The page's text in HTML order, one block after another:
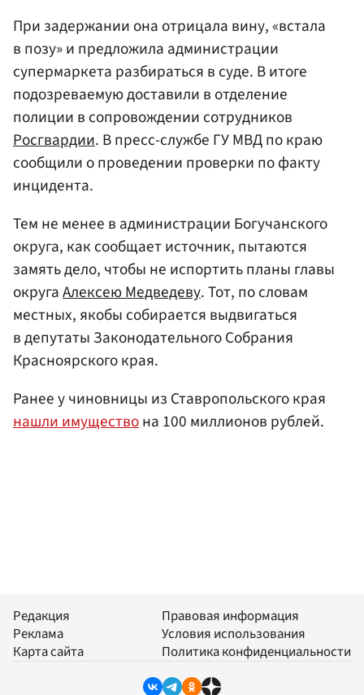
При задержании она отрицала вину, «встала
в позу» и предложила администрации
супермаркета разбираться в суде. В итоге
подозреваемую доставили в отделение
полиции в сопровождении сотрудников
Росгвардии. В пресс-службе ГУ МВД по краю
сообщили о проведении проверки по факту
инцидента.
Тем не менее в администрации Богучанского
округа, как сообщает источник, пытаются
замять дело, чтобы не испортить планы главы
округаАлексею Медведеву. Тот, по словам
местных, якобы собирается выдвигаться
в депутаты Законодательного Собрания
Красноярского края.
Ранее у чиновницы из Ставропольского края
нашли имуществона 100 миллионов рублей.
Редакция
Реклама
Карта сайта
Правовая информация
Условия использования
Политика конфиденциальности